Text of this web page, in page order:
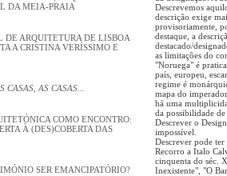
DA MEIA-PRAIA
DE ARQUITETURA DE LISBOA
A CRISTINA VERÍSSIMO E
CASAS, AS CASAS...
COMO ENCONTRO:
À (DES)COBERTA DAS
SER EMANCIPATÓRIO?
Descrevemos
descrição exige
provisoriamente,
destaque, a
destacado/
as limitações do
"Noruega" é
país, europeu,
regime é
mapa do
há uma
da possibilidade
Descrever o
impossível.
Descrever pode
Recorro a Italo
cinquenta do séc.
Inexistente", "O